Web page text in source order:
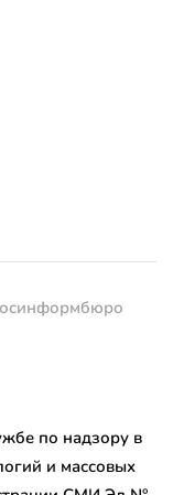
по надзору в
и массовых